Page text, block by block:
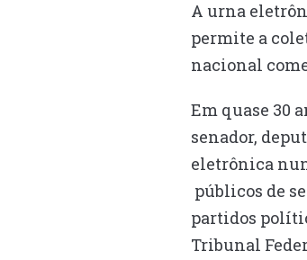
A urna
permite a
nacional
Em quase 30
senador,
eletrônica
públicos de
partidos
Tribunal